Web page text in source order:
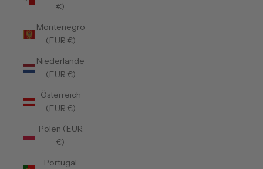
€)
Montenegro
(EUR €)
Niederlande
(EUR €)
Österreich
(EUR €)
Polen (EUR
€)
Portugal